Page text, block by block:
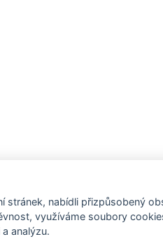
ankety, pozvánky na kulturní a
stránek, nabídli přizpůsobený
využíváme soubory
analýzu.